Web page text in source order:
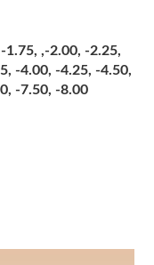
1.75, ,-2.00, -2.25,
-4.00, -4.25, -4.50,
-7.50, -8.00